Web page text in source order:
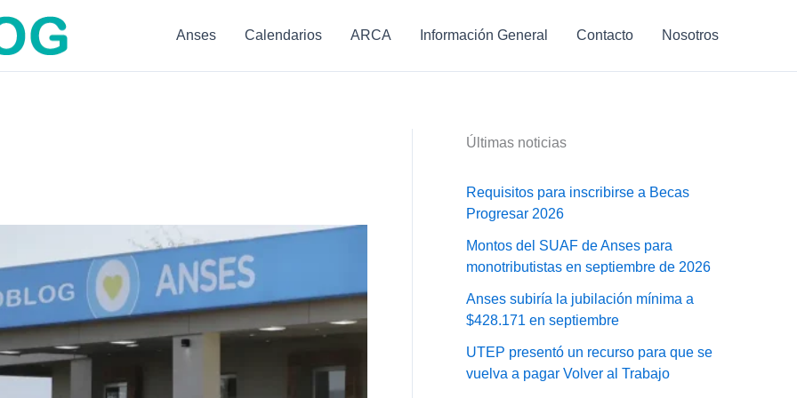
Anses Calendarios ARCA Información General Contacto Nosotros
Últimas noticias
Requisitos para inscribirse a Becas
Progresar 2026
Montos del SUAF de Anses para
monotributistas en septiembre de 2026
Anses subiría la jubilación mínima a
$428.171 en septiembre
UTEP presentó un recurso para que se
vuelva a pagar Volver al Trabajo